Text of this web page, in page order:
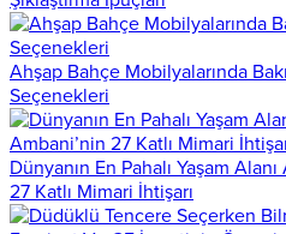
Ahşap Bahçe Mobilyalarında
Seçenekleri
Dünyanın En Pahalı Yaşam
27 Katlı Mimari İhtişarı